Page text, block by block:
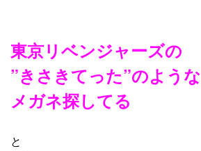
東京リベンジャーズの
”きさきてった”のような
メガネ探してる
と